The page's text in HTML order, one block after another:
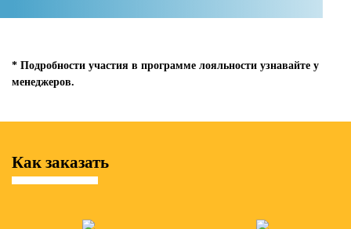
* Подробности участия в программе лояльности узнавайте у
менеджеров.
Как заказать